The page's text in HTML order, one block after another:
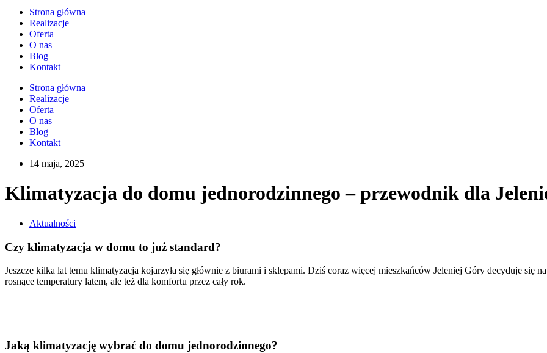
Strona główna
Realizacje
Oferta
O nas
Blog
Kontakt
Strona główna
Realizacje
Oferta
O nas
Blog
Kontakt
14 maja, 2025
Klimatyzacja do domu jednorodzinnego – przewodnik dla
Aktualności
Czy klimatyzacja w domu to już standard?
Jeszcze kilka lat temu klimatyzacja kojarzyła się głównie z biurami i sklepami. Dziś coraz więcej mieszkańców Jeleniej Góry decyduje się
rosnące temperatury latem, ale też dla komfortu przez cały rok.
Jaką klimatyzację wybrać do domu jednorodzinnego?